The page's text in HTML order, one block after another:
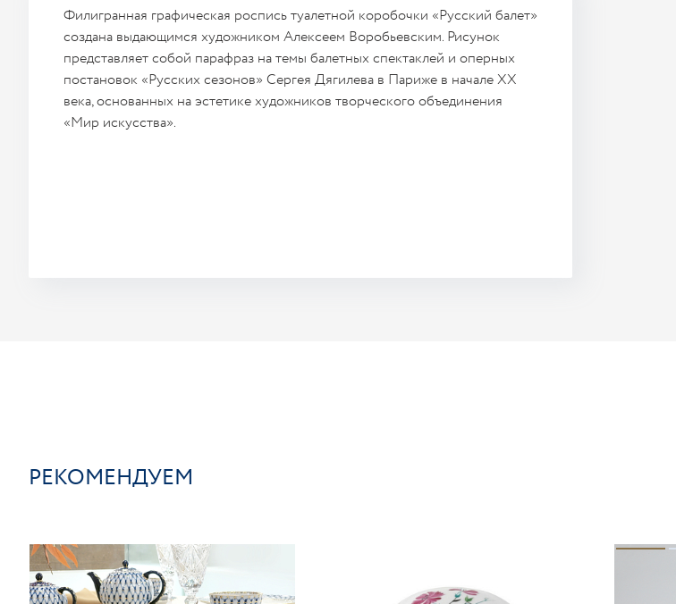
Филигранная графическая роспись туалетной коробочки «Русский балет»
создана выдающимся художником Алексеем Воробьевским. Рисунок
представляет собой парафраз на темы балетных спектаклей и оперных
постановок «Русских сезонов» Сергея Дягилева в Париже в начале ХХ
века, основанных на эстетике художников творческого объединения
«Мир искусства».
РЕКОМЕНДУЕМ